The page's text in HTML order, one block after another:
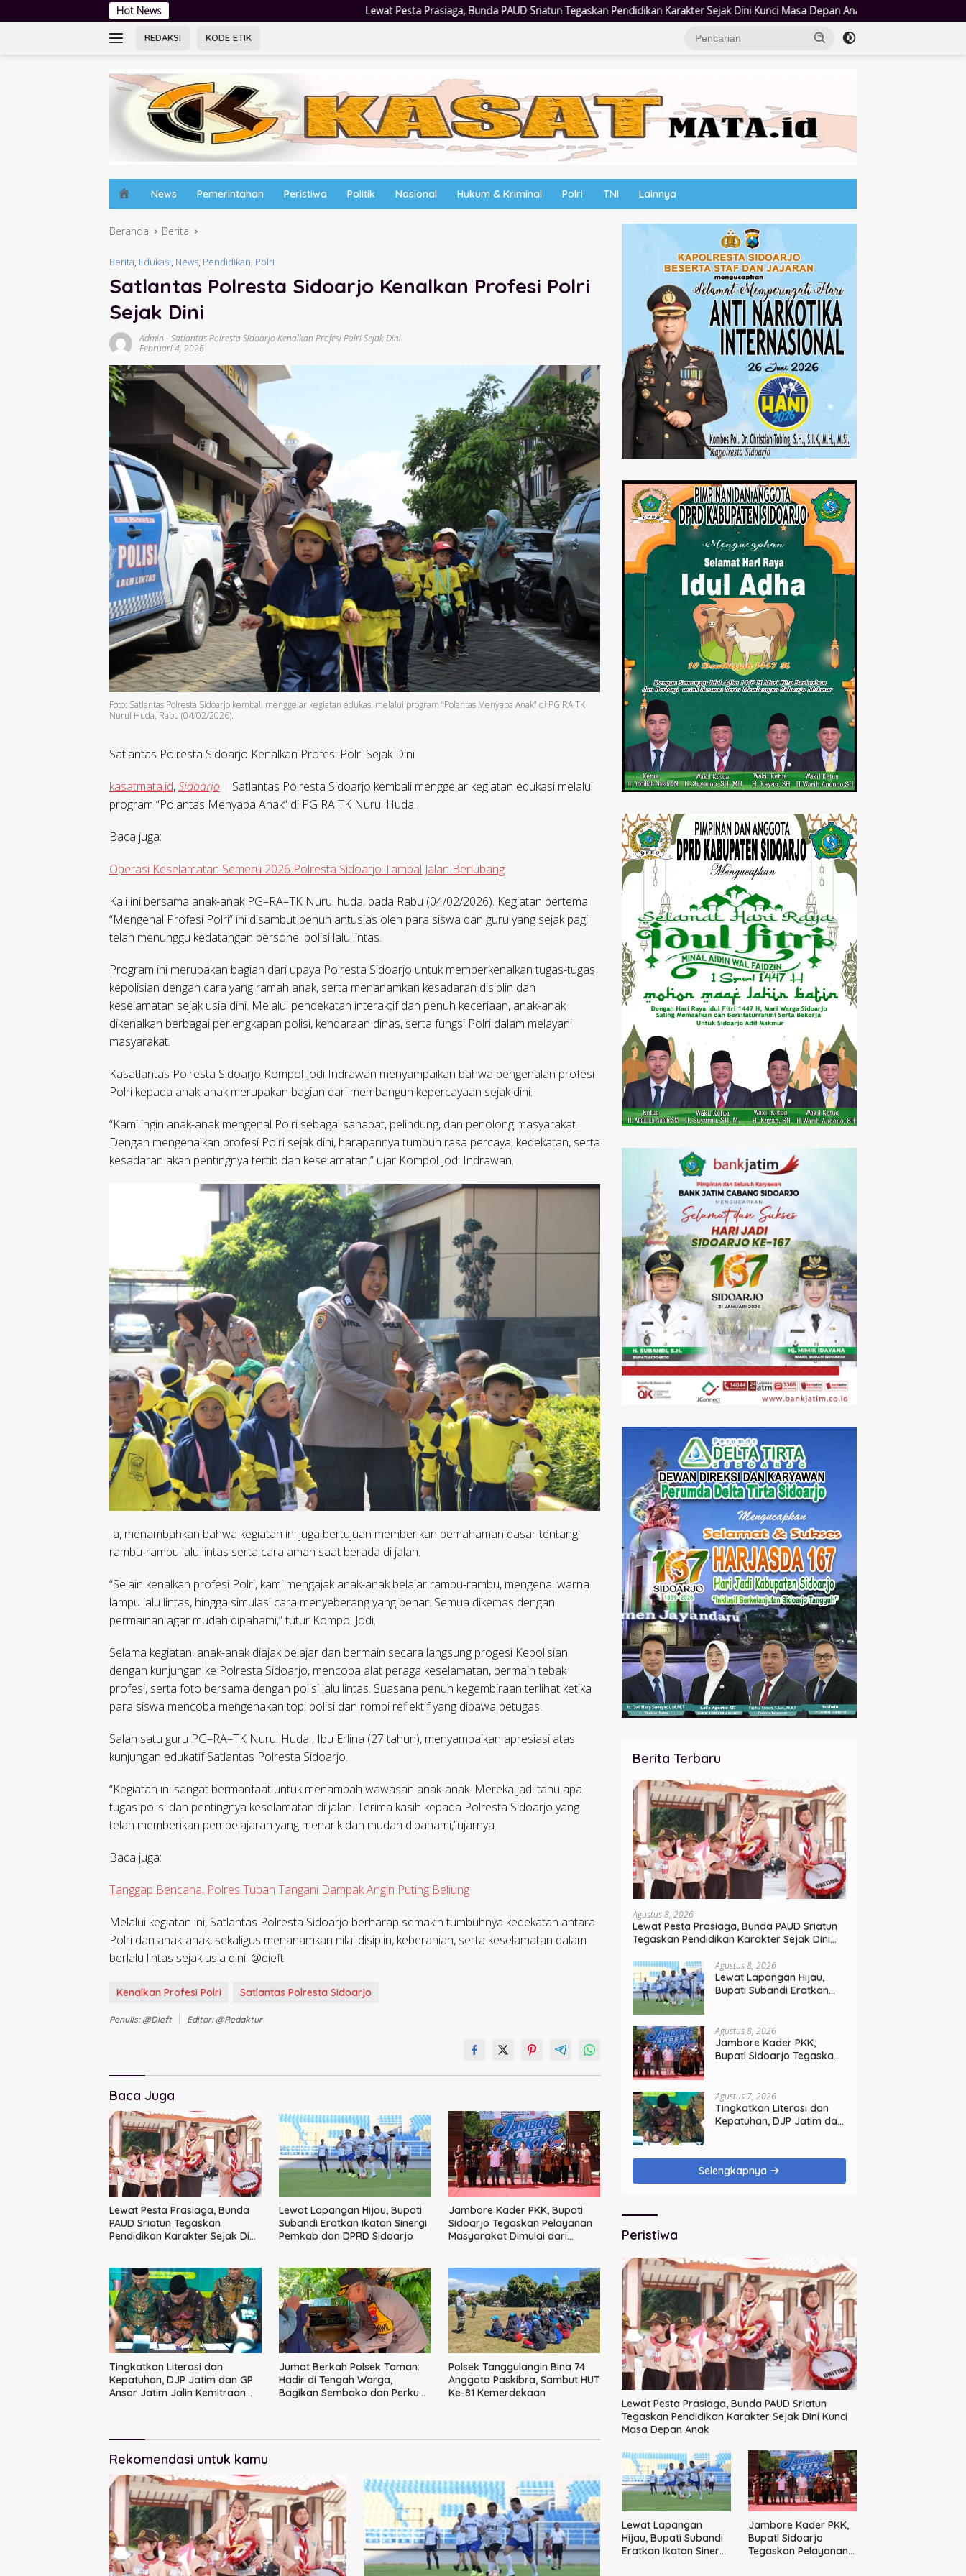
ke
Hot News Lewat Pesta Prasiaga, Bunda PAUD Sriatun Tegaskan Pendidikan Karakter Sejak Dini Kunci Masa Depan Anak Lewat Lapangan Hijau, Bupati Subandi
REDAKSI KODE ETIK
o
e
News Pemerintahan Peristiwa Politik Nasional Hukum & Kriminal Polri TNI Lainnya
Beranda Berita
Berita, Edukasi, News, Pendidikan, Polri
Satlantas Polresta Sidoarjo Kenalkan Profesi Polri
Sejak Dini
Admin -Satlantas Polresta Sidoarjo Kenalkan Profesi Polri Sejak Dini
Februari 4, 2026
Foto: Satlantas Polresta Sidoarjo kembali menggelar kegiatan edukasi melalui program “Polantas Menyapa Anak” di PG RA TK
Nurul Huda, Rabu (04/02/2026).
Satlantas Polresta Sidoarjo Kenalkan Profesi Polri Sejak Dini
kasatmata.id,Sidoarjo | Satlantas Polresta Sidoarjo kembali menggelar kegiatan edukasi melalui
program “Polantas Menyapa Anak” di PG RA TK Nurul Huda.
Baca juga:
Operasi Keselamatan Semeru 2026 Polresta Sidoarjo Tambal Jalan Berlubang
Kali ini bersama anak-anak PG–RA–TK Nurul huda, pada Rabu (04/02/2026). Kegiatan bertema
“Mengenal Profesi Polri” ini disambut penuh antusias oleh para siswa dan guru yang sejak pagi
telah menunggu kedatangan personel polisi lalu lintas.
Program ini merupakan bagian dari upaya Polresta Sidoarjo untuk memperkenalkan tugas-tugas
kepolisian dengan cara yang ramah anak, serta menanamkan kesadaran disiplin dan
keselamatan sejak usia dini. Melalui pendekatan interaktif dan penuh keceriaan, anak-anak
dikenalkan berbagai perlengkapan polisi, kendaraan dinas, serta fungsi Polri dalam melayani
masyarakat.
Kasatlantas Polresta Sidoarjo Kompol Jodi Indrawan menyampaikan bahwa pengenalan profesi
Polri kepada anak-anak merupakan bagian dari membangun kepercayaan sejak dini.
“Kami ingin anak-anak mengenal Polri sebagai sahabat, pelindung, dan penolong masyarakat.
Dengan mengenalkan profesi Polri sejak dini, harapannya tumbuh rasa percaya, kedekatan, serta
kesadaran akan pentingnya tertib dan keselamatan,” ujar Kompol Jodi Indrawan.
Ia, menambahkan bahwa kegiatan ini juga bertujuan memberikan pemahaman dasar tentang
rambu-rambu lalu lintas serta cara aman saat berada di jalan.
“Selain kenalkan profesi Polri, kami mengajak anak-anak belajar rambu-rambu, mengenal warna
lampu lalu lintas, hingga simulasi cara menyeberang yang benar. Semua dikemas dengan
permainan agar mudah dipahami,” tutur Kompol Jodi.
Selama kegiatan, anak-anak diajak belajar dan bermain secara langsung progesi Kepolisian
dengan kunjungan ke Polresta Sidoarjo, mencoba alat peraga keselamatan, bermain tebak
profesi, serta foto bersama dengan polisi lalu lintas. Suasana penuh kegembiraan terlihat ketika
para siswa mencoba mengenakan topi polisi dan rompi reflektif yang dibawa petugas.
Salah satu guru PG–RA–TK Nurul Huda , Ibu Erlina (27 tahun), menyampaikan apresiasi atas
kunjungan edukatif Satlantas Polresta Sidoarjo.
“Kegiatan ini sangat bermanfaat untuk menambah wawasan anak-anak. Mereka jadi tahu apa
tugas polisi dan pentingnya keselamatan di jalan. Terima kasih kepada Polresta Sidoarjo yang
telah memberikan pembelajaran yang menarik dan mudah dipahami,”ujarnya.
Baca juga:
Tanggap Bencana, Polres Tuban Tangani Dampak Angin Puting Beliung
Melalui kegiatan ini, Satlantas Polresta Sidoarjo berharap semakin tumbuhnya kedekatan antara
Polri dan anak-anak, sekaligus menanamkan nilai disiplin, keberanian, serta keselamatan dalam
berlalu lintas sejak usia dini. @dieft
Kenalkan Profesi Polri Satlantas Polresta Sidoarjo
Penulis: @dieft Editor: @redaktur
Baca Juga
Lewat Pesta Prasiaga, Bunda
PAUD Sriatun Tegaskan
Pendidikan Karakter Sejak Dini
Lewat Lapangan Hijau, Bupati
Subandi Eratkan Ikatan Sinergi
Pemkab dan DPRD Sidoarjo
Jambore Kader PKK, Bupati
Sidoarjo Tegaskan Pelayanan
Masyarakat Dimulai dari
Tingkatkan Literasi dan
Kepatuhan, DJP Jatim dan GP
Ansor Jatim Jalin Kemitraan
Jumat Berkah Polsek Taman:
Hadir di Tengah Warga,
Bagikan Sembako dan Perkuat
Polsek Tanggulangin Bina 74
Anggota Paskibra, Sambut HUT
Ke-81 Kemerdekaan
Rekomendasi untuk kamu
Berita Terbaru
Agustus 8, 2026
Lewat Pesta Prasiaga, Bunda PAUD Sriatun
Tegaskan Pendidikan Karakter Sejak Dini
Agustus 8, 2026
Lewat Lapangan Hijau,
Bupati Subandi Eratkan
Agustus 8, 2026
Jambore Kader PKK,
Bupati Sidoarjo Tegaskan
Agustus 7, 2026
Tingkatkan Literasi dan
Kepatuhan, DJP Jatim dan
Perpajakan
Selengkapnya
Peristiwa
Lewat Pesta Prasiaga, Bunda PAUD Sriatun
Tegaskan Pendidikan Karakter Sejak Dini Kunci
Masa Depan Anak
Lewat Lapangan
Hijau, Bupati Subandi
Eratkan Ikatan Sinergi
Jambore Kader PKK,
Bupati Sidoarjo
Tegaskan Pelayanan